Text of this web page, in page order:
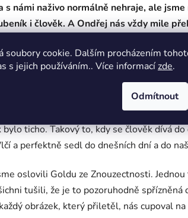
soubory cookie. Dalším procházením
s jejich používáním.. Více informacízde.
Odmítnout
s námi naživo normálně nehraje, ale
i člověk. A Ondřej nás vždy mile
alba je vždycky oříšek,“ přiznávají Zuby
u táboráku na soustředění a trochu si
následovaly záchvaty smíchu a bujaré
kapelu?“ a Kateřina řekla: „Srdce.“
bylo ticho. Takový to, kdy se člověk dívá
a perfektně sedl do dnešních dní a do
oslovili Goldu ze Znouzectnosti.
tušili, že je to pozoruhodně
obrázek, který přiletěl, nás cupoval